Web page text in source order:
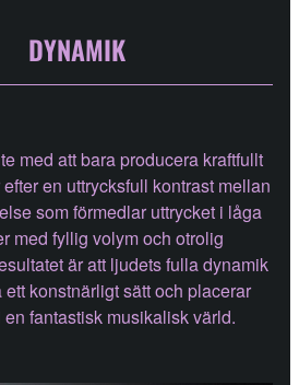
DYNAMIK
med att bara producera kraftfullt
en uttrycksfull kontrast mellan
som förmedlar uttrycket i låga
med fyllig volym och otrolig
är att ljudets fulla dynamik
konstnärligt sätt och placerar
fantastisk musikalisk värld.